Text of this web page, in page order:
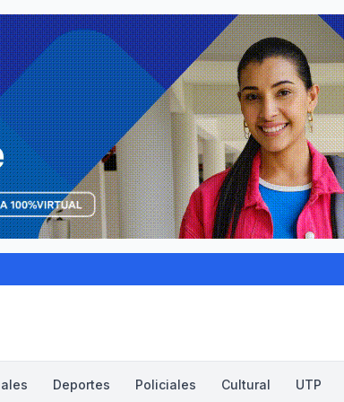
Deportes Policiales Cultural UTP